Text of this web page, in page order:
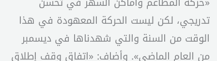
تدريجي، لكن ليست الحركة المعهودة في هذا
الوقت من السنة والتي شهدناها في ديسمبر
من العام الماضي». وأضاف: «اتفاق وقف إطلاق